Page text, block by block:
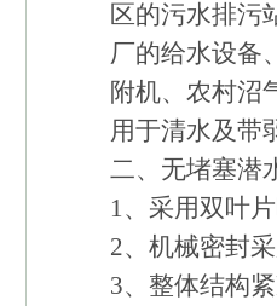
区的污水排污
厂的给水设备
附机、农村沼
用于清水及带
二、 无堵塞潜
1、采用双叶
2、机械密封
3、整体结构